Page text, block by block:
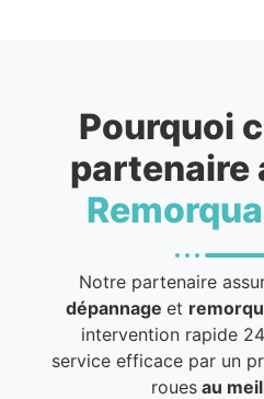
Pourquoi
partenaire
Notre partenaire
dépannageet
intervention rapide
service efficace par un
roues au